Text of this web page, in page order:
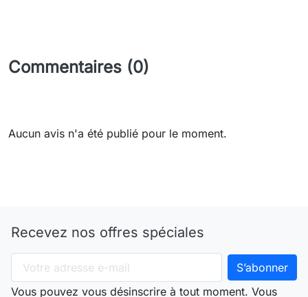
Commentaires (0)
Aucun avis n'a été publié pour le moment.
Recevez nos offres spéciales
Vous pouvez vous désinscrire à tout moment. Vous